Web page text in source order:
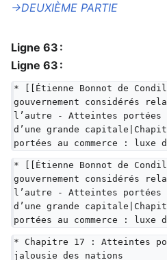
→‎DEUXIÈME PARTIE
Ligne 63 :
Ligne 63 :
* [[Étienne Bonnot de
gouvernement considérés
l’autre - Atteintes portées
d’une grande
portées au commerce : luxe
* [[Étienne Bonnot de
gouvernement considérés
l’autre - Atteintes portées
d’une grande
portées au commerce : luxe
* Chapitre 17 : Atteintes
jalousie des nations